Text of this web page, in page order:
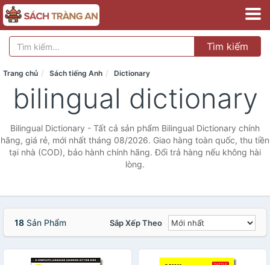
Tìm kiếm
Trang chủ Sách tiếng Anh Dictionary
bilingual dictionary
Bilingual Dictionary - Tất cả sản phẩm Bilingual Dictionary chính
hãng, giá rẻ, mới nhất tháng 08/2026. Giao hàng toàn quốc, thu tiền
tại nhà (COD), bảo hành chính hãng. Đổi trả hàng nếu không hài
lòng.
18 Sản Phẩm Sắp Xếp Theo